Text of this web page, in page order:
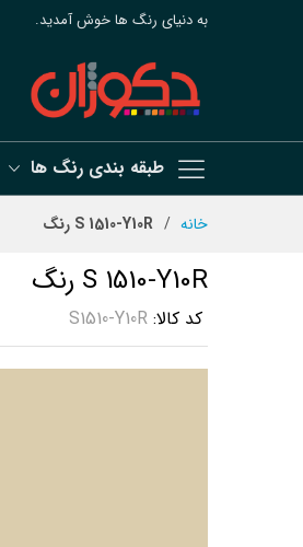
به دنیای رنگ ها خوش آمدید.
طبقه بندی رنگ ها
خانه S 1510-Y10R رنگ
S 1510-Y10R رنگ
کد کالا S1510-Y10R